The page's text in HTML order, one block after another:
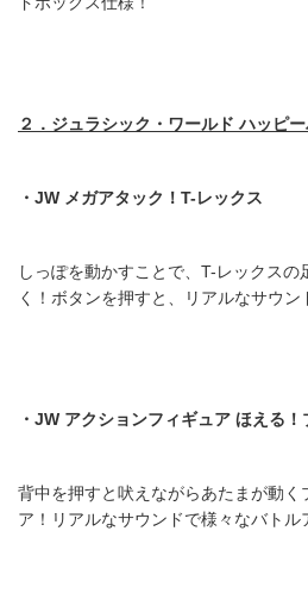
２．ジュラシック・ワールドハッピ
・JW メガアタック！T-レックス
しっぽを動かすことで、T-レックス
く！ボタンを押すと、リアルなサウン
・JW アクションフィギュア ほえる！
背中を押すと吠えながらあたまが動く
ア！リアルなサウンドで様々なバトル